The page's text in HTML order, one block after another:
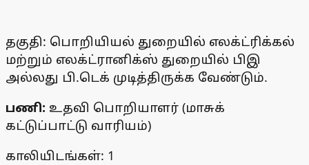
தகுதி: பொறியியல் துறையில் எலக்ட்ரிக்கல்
மற்றும் எலக்ட்ரானிக்ஸ் துறையில் பிஇ
அல்லது பி.டெக் முடித்திருக்க வேண்டும்.
பணி: உதவி பொறியாளர் (மாசுக்
கட்டுப்பாட்டு வாரியம்)
காலியிடங்கள்: 1